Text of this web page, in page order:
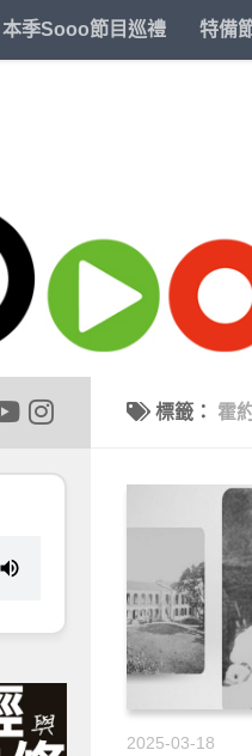
本季Sooo節目巡禮 特備
標籤： 霍
2025-03-18